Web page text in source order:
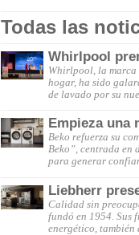
Todas las
Whirlpool
Whirlpool, la marca
hogar, ha sido
de lavado por su
Empieza una
Beko refuerza su
Beko”, centrada en
para generar
Liebherr
Calidad sin
fundó en 1954. Sus
energético,